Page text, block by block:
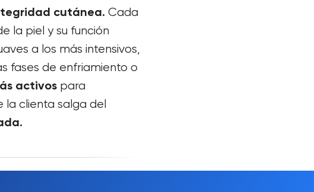
cutánea. Cada
la piel y su función
a los más intensivos,
fases de enfriamiento o
activos para
la clienta salga del